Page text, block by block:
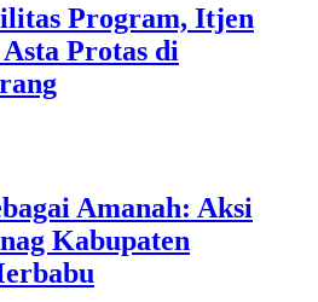
Program, Itjen
Protas di
Amanah: Aksi
Kabupaten